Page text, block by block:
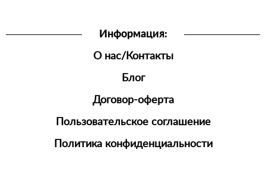
Информация:
О нас/Контакты
Блог
Договор-оферта
Пользовательское соглашение
Политика конфиденциальности